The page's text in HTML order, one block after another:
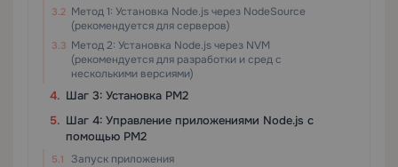
Метод 1: Установка Node.js через NodeSource
(рекомендуется для серверов)
Метод 2: Установка Node.js через NVM
(рекомендуется для разработки и сред с
несколькими версиями)
Шаг 3: Установка PM2
Шаг 4: Управление приложениями Node.js с
помощью PM2
Запуск приложения